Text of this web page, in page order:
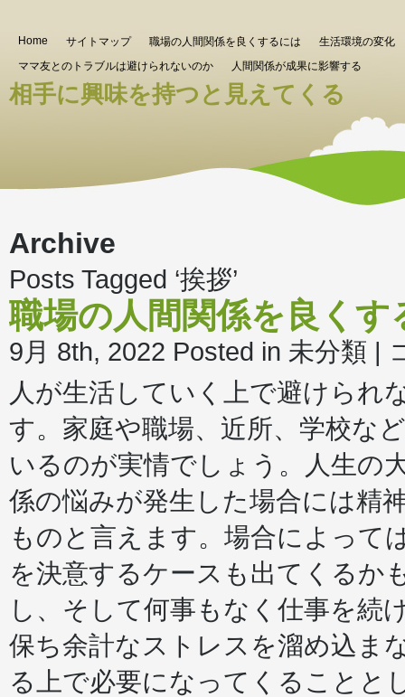
Home サイトマップ 職場の人間関係を良くするには
生活環境の変化
ママ友とのトラブルは避けられないのか
人間関係が成果に影響する
相手に興味を持つと見えてくる
Archive
Posts Tagged ‘挨拶’
職場の人間関係を良くす
9月 8th, 2022 Posted in 未分類 |
場
人
間
関
係
を
良
く
す
に
は
は
人が生活していく上で避けられ
す。家庭や職場、近所、学校な
いるのが実情でしょう。人生の
係の悩みが発生した場合には精
ものと言えます。場合によって
を決意するケースも出てくるか
し、そして何事もなく仕事を続
保ち余計なストレスを溜め込ま
る上で必要になってくることと